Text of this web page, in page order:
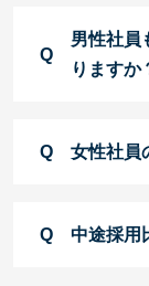
男性社員
りますか
女性社員
中途採用